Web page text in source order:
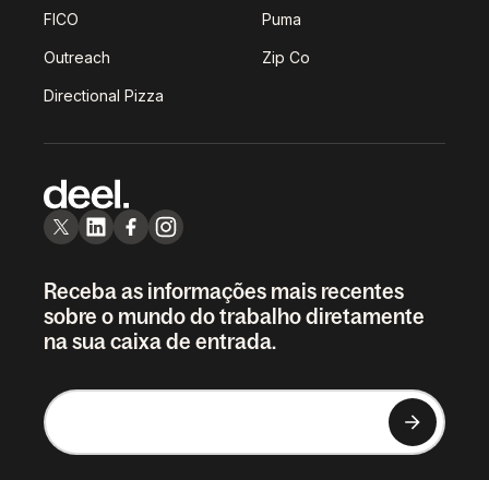
FICO Puma
Outreach Zip Co
Directional Pizza
Receba as informações mais recentes
sobre o mundo do trabalho diretamente
na sua caixa de entrada.